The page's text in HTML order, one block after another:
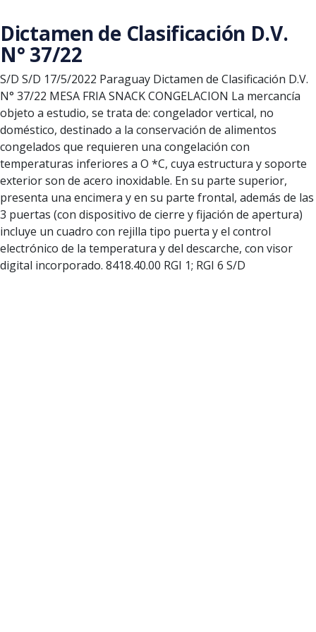
Dictamen de Clasificación D.V.
N° 37/22
S/D S/D 17/5/2022 Paraguay Dictamen de Clasificación D.V.
N° 37/22 MESA FRIA SNACK CONGELACION La mercancía
objeto a estudio, se trata de: congelador vertical, no
doméstico, destinado a la conservación de alimentos
congelados que requieren una congelación con
temperaturas inferiores a O *C, cuya estructura y soporte
exterior son de acero inoxidable. En su parte superior,
presenta una encimera y en su parte frontal, además de las
3 puertas (con dispositivo de cierre y fijación de apertura)
incluye un cuadro con rejilla tipo puerta y el control
electrónico de la temperatura y del descarche, con visor
digital incorporado. 8418.40.00 RGI 1; RGI 6 S/D